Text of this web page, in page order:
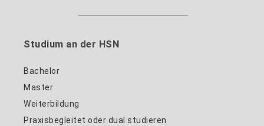
Studium an der HSN
Bachelor
Master
Weiterbildung
Praxisbegleitet oder dual studieren